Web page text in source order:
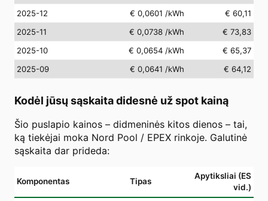
2025-12
€ 0,0601 /kWh
€ 60,11
2025-11
€ 0,0738 /kWh
€ 73,83
2025-10
€ 0,0654 /kWh
€ 65,37
2025-09
€ 0,0641 /kWh € 64,12
Kodėl jūsų sąskaita didesnė už spot kainą
Šio puslapio kainos – didmeninės kitos dienos – tai,
ką tiekėjai moka Nord Pool / EPEX rinkoje. Galutinė
sąskaita dar prideda:
Komponentas Tipas
Apytiksliai (ES
vid.)